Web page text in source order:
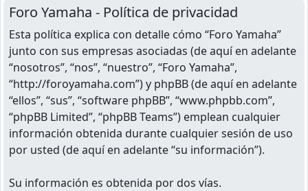
Foro Yamaha - Política de privacidad
Esta política explica con detalle cómo “Foro Yamaha”
junto con sus empresas asociadas (de aquí en adelante
“nosotros”, “nos”, “nuestro”, “Foro Yamaha”,
“http://foroyamaha.com”) y phpBB (de aquí en adelante
“ellos”, “sus”, “software phpBB”, “www.phpbb.com”,
“phpBB Limited”, “phpBB Teams”) emplean cualquier
información obtenida durante cualquier sesión de uso
por usted (de aquí en adelante “su información”).
Su información es obtenida por dos vías.